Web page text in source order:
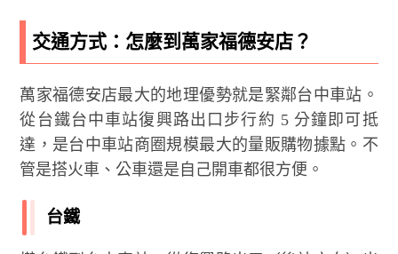
交通方式：怎麼到萬家福德安店？
萬家福德安店最大的地理優勢就是緊鄰台中車站。
從台鐵台中車站復興路出口步行約 5 分鐘即可抵
達，是台中車站商圈規模最大的量販購物據點。不
管是搭火車、公車還是自己開車都很方便。
台鐵